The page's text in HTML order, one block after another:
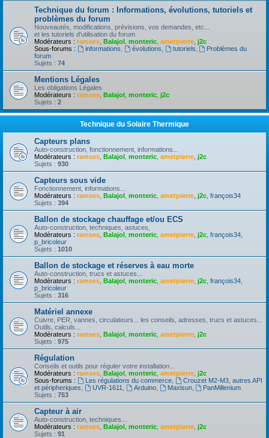
Technique du forum : Informations, évolutions, tutoriels et
problèmes du forum
Nouveautés, modifications, prévisions, vos demandes, etc...
et les tutoriels d'utilisation du forum
Modérateurs : ramses Balajol monteric ametpierre j2c
Sous-forums :
informations évolutions tutoriels
Problèmes du
forum
Sujets : 74
Mentions Légales
Les obligations Légales
Modérateurs : ramses Balajol monteric j2c
Sujets : 2
Technique du Solaire Thermique
Capteurs plans
Auto-construction, fonctionnement, informations...
Modérateurs : ramses Balajol monteric ametpierre j2c
Sujets : 930
Capteurs sous vide
Fonctionnement, informations...
Modérateurs : ramses Balajol monteric ametpierre j2c françois34
Sujets : 394
Ballon de stockage chauffage et/ou ECS
Auto-construction, techniques, astuces,
Modérateurs : ramses Balajol monteric ametpierre j2c françois34
p_bricoleur
Sujets : 1010
Ballon de stockage et réserves à eau morte
Auto-construction, trucs et astuces...
Modérateurs : ramses Balajol monteric ametpierre j2c françois34
p_bricoleur
Sujets : 316
Matériel annexe
Cuivre, PER, vannes, circulateurs... les conseils, adresses, trucs et astuces...
Outils, calculs...
Modérateurs : ramses Balajol monteric ametpierre j2c
Sujets : 975
Régulation
Conseils et outils pour réguler votre installation...
Modérateurs : ramses Balajol monteric ametpierre j2c
Sous-forums :
Les régulations du commerce,
Crouzet M2-M3, autres API
et péripheriques
UVR-1611 Arduino, Maxisun,
PanMillenium
Sujets : 753
Capteur à air
Auto-construction, techniques...
Modérateurs : ramses Balajol monteric ametpierre j2c
Sujets : 91